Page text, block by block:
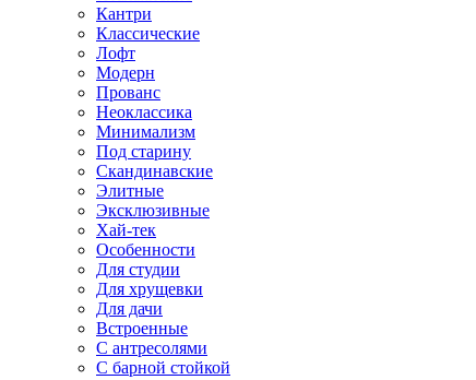
Кантри
Классические
Лофт
Модерн
Прованс
Неоклассика
Минимализм
Под старину
Скандинавские
Элитные
Эксклюзивные
Хай-тек
Особенности
Для студии
Для хрущевки
Для дачи
Встроенные
С антресолями
С барной стойкой